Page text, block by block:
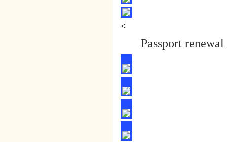
<
Passport